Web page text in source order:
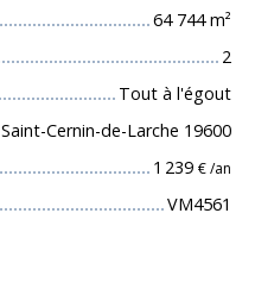
64 744m²
2
Tout à l'égout
Saint-Cernin-de-Larche 19600
1 239 € /an
VM4561